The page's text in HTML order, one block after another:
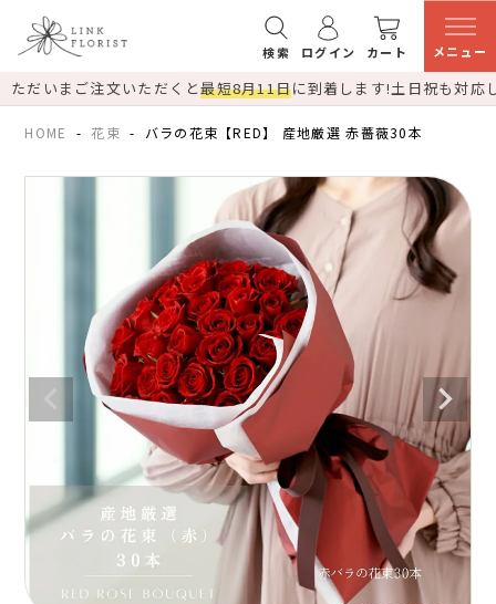
検索 ログイン カート メニュー
ただいまご注文いただくと最短8月11日に到着します!土日祝も対応
HOME 花束 バラの花束【RED】 産地厳選 赤薔薇30本